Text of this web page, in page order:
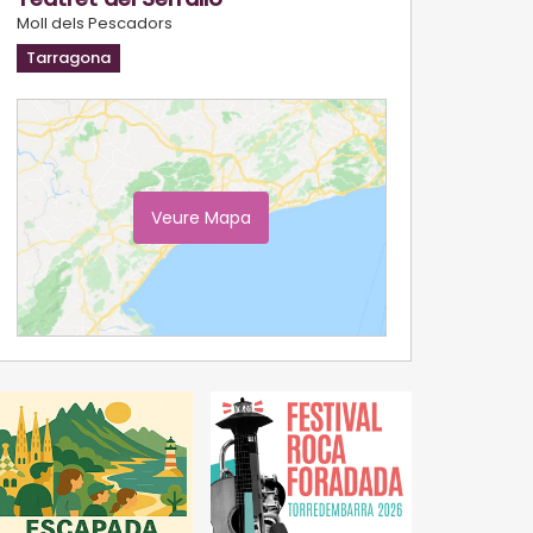
Moll dels Pescadors
Tarragona
Veure Mapa